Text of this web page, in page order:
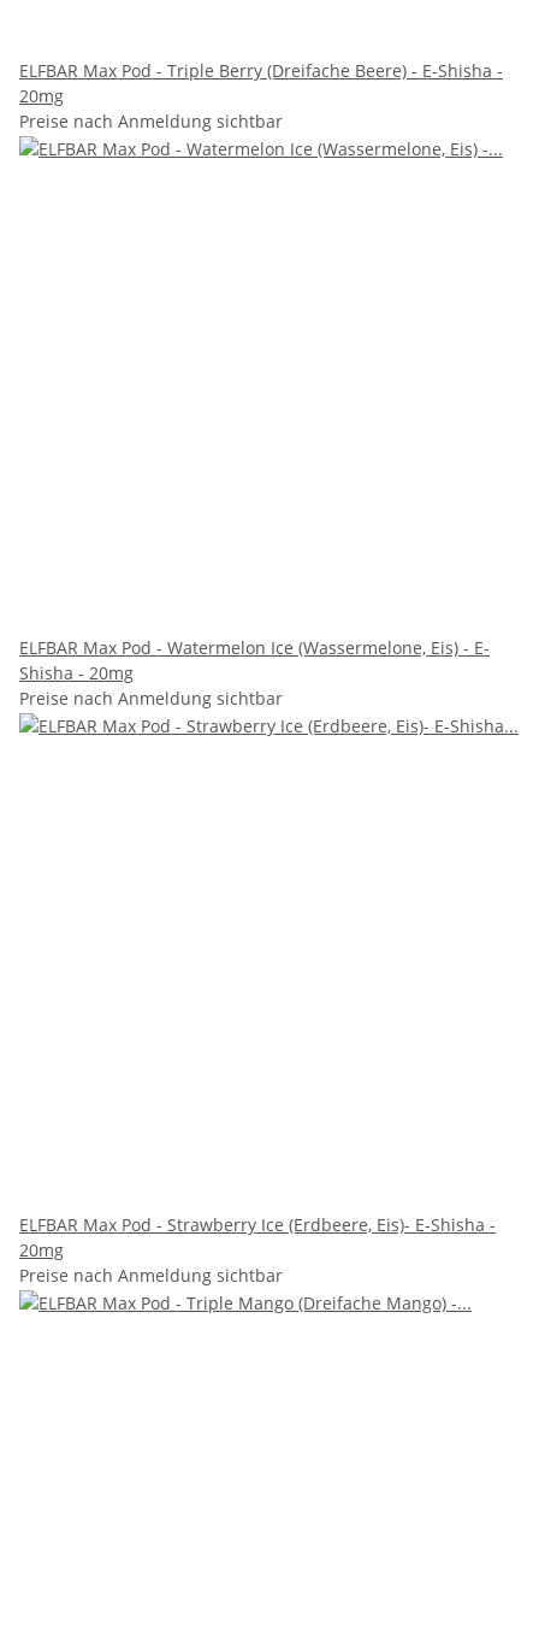
ELFBAR Max Pod - Triple Berry (Dreifache Beere) - E-Shisha -
20mg
Preise nach Anmeldung sichtbar
ELFBAR Max Pod - Watermelon Ice (Wassermelone, Eis) - E-
Shisha - 20mg
Preise nach Anmeldung sichtbar
ELFBAR Max Pod - Strawberry Ice (Erdbeere, Eis)- E-Shisha -
20mg
Preise nach Anmeldung sichtbar